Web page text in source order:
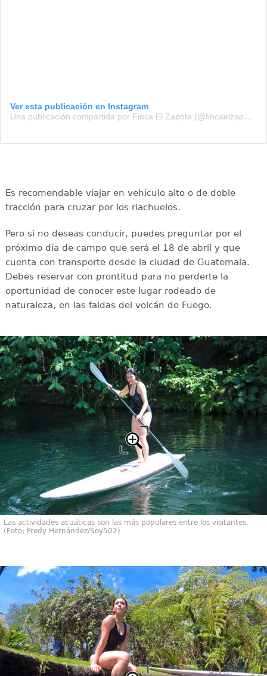
Ver esta publicación en Instagram
Una publicación compartida por Finca El Zapote (@fincaelzapote)
Es recomendable viajar en vehículo alto o de doble
tracción para cruzar por los riachuelos.
Pero si no deseas conducir, puedes preguntar por el
próximo día de campo que será el 18 de abril y que
cuenta con transporte desde la ciudad de Guatemala.
Debes reservar con prontitud para no perderte la
oportunidad de conocer este lugar rodeado de
naturaleza, en las faldas del volcán de Fuego.
Las actividades acuáticas son las más populares entre los visitantes.
(Foto: Fredy Hernández/Soy502)